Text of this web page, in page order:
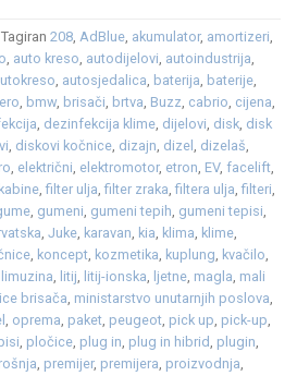
Tagiran 208, AdBlue, akumulator, amortizeri,
, auto kreso, autodijelovi, autoindustrija,
, autosjedalica, baterija, baterije,
, bmw, brisači, brtva, Buzz, cabrio, cijena,
, dezinfekcija klime, dijelovi, disk, disk
, diskovi kočnice, dizajn, dizel , dizelaš,
, električni, elektromotor, etron, EV, facelift,
,filter ulja,filter zraka,filtera ulja,filteri,
, gumeni, gumeni tepih, gumeni tepisi,
, Juke, karavan, kia, klima, klime,
, koncept, kozmetika, kuplung, kvačilo,
limuzina, litij, litij-ionska, ljetne, magla, mali
brisača, ministarstvo unutarnjih poslova,
, oprema, paket, peugeot, pick up, pick-up,
, pločice, plug in, plug in hibrid, plugin,
, premijer, premijera, proizvodnja,